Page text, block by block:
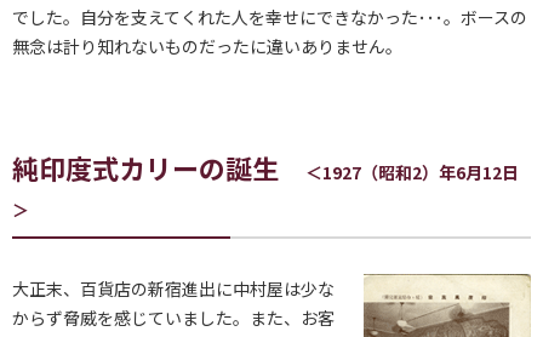
でした。自分を支えてくれた人を幸せにできなかった･･･。ボースの
無念は計り知れないものだったに違いありません。
純印度式カリーの誕生
＜1927（昭和2）年6月12日
＞
大正末、百貨店の新宿進出に中村屋は少な
からず脅威を感じていました。また、お客